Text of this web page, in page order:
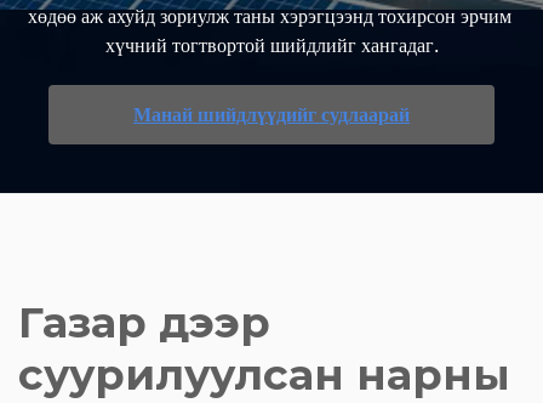
хөдөө аж ахуйд зориулж таны хэрэгцээнд тохирсон эрчим
хүчний тогтвортой шийдлийг хангадаг.
Манай шийдлүүдийг судлаарай
Газар дээр
суурилуулсан нарны